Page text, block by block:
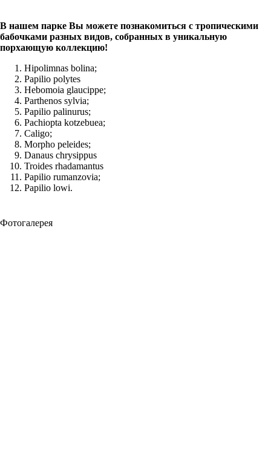
В нашем парке Вы можете познакомиться с тропическими
бабочками разных видов, собранных в уникальную
порхающую коллекцию!
Hipolimnas bolina;
Papilio polytes
Hebomoia glaucippe;
Parthenos sylvia;
Papilio palinurus;
Pachiopta kotzebuea;
Caligo;
Morpho peleides;
Danaus chrysippus
Troides rhadamantus
Papilio rumanzovia;
Papilio lowi.
Фотогалерея